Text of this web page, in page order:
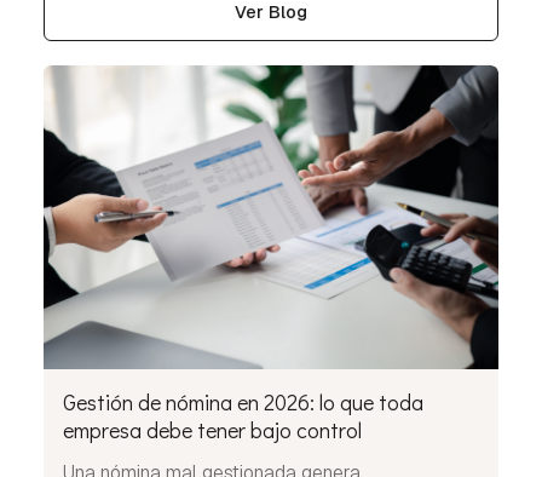
Ver Blog
Gestión de nómina en 2026: lo que toda
empresa debe tener bajo control